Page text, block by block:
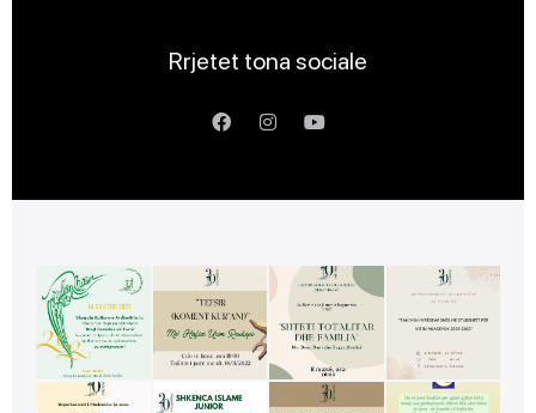
Rrjetet tona sociale